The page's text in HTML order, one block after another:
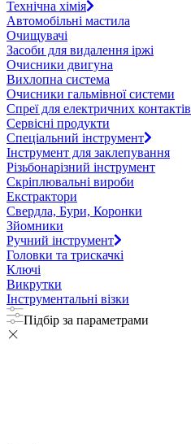
Технічна хімія
Автомобільні мастила
Очищувачі
Засоби для видалення іржі
Очисники двигуна
Вихлопна система
Очисники гальмівної системи
Спреї для електричних контактів
Сервісні продукти
Спеціальний інструмент
Інструмент для заклепування
Різьбонарізний інструмент
Скріплювальні вироби
Екстрактори
Свердла, Бури, Коронки
Зйомники
Ручний інструмент
Головки та трискачкі
Ключі
Викрутки
Інструментальні візки
Підбір за параметрами